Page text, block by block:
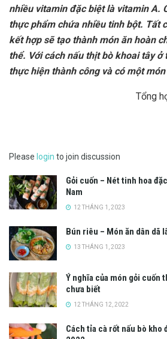
nhiều vitamin đặc biệt là vitamin A.
thực phẩm chứa nhiều tinh bột. Tất
kết hợp sẽ tạo thành món ăn hoàn
thể. Với cách nấu thịt bò khoai tây ở
thực hiện thành công và có một
Tổng
Please login to join discussion
Gỏi cuốn – Nét tinh hoa
Nam
12 THÁNG 1, 2023
Bún riêu – Món ăn dân dã
13 THÁNG 1, 2023
Ý nghĩa của món gỏi cuốn
chưa biết
12 THÁNG 12, 2022
Cách tỉa cà rốt nấu bò kho